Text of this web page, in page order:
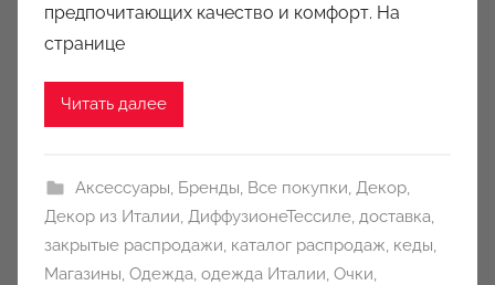
предпочитающих качество и комфорт. На
странице
Читать далее
Аксессуары, Бренды, Все покупки, Декор,
Декор из Италии, ДиффузионеТессиле, доставка,
закрытые распродажи, каталог распродаж, кеды,
Магазины, Одежда, одежда Италии, Очки,